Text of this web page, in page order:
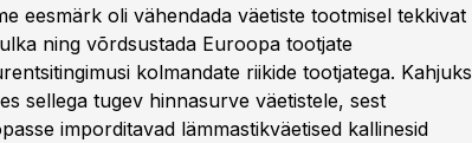
eesmärk oli vähendada väetiste tootmisel tekkivat
ning võrdsustada Euroopa tootjate
kolmandate riikide tootjatega. Kahjuks
sellega tugev hinnasurve väetistele, sest
imporditavad lämmastikväetised kallinesid